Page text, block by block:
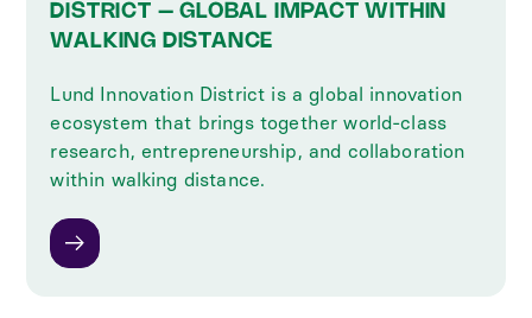
DISTRICT – GLOBAL IMPACT WITHIN
WALKING DISTANCE
Lund Innovation District is a global innovation
ecosystem that brings together world-class
research, entrepreneurship, and collaboration
within walking distance.